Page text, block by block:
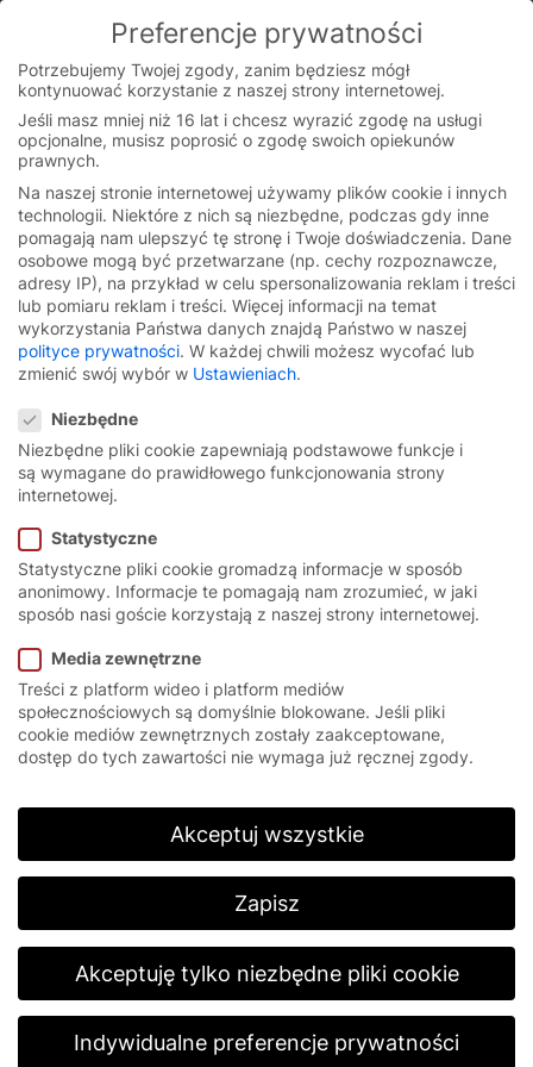
You are currently on the Polish website.
Switch to the English version.
Continue
Skip
content
Strona główna/ Filmy / Seria EX
Filmy dotyczące seria EX
High-speed spiral door
EFA-SST® EX.
Wczytując film, wyrażasz zgodę na politykę prywatności
Dowiedz się więcej
Wczytaj film
Zawsze odblokowuj YouTube
EFA-SST® – BAU 2017
The EFAFLEX High-Speed Spiral Door, for the
best thermal insulation with spiral door
technology.
Odtwórz
Preferencje prywatności
Potrzebujemy Twojej zgody, zanim będziesz mógł
kontynuować korzystanie z naszej strony internetowej.
Jeśli masz mniej niż 16 lat i chcesz wyrazić zgodę na usługi
opcjonalne, musisz poprosić o zgodę swoich opiekunów
prawnych.
Na naszej stronie internetowej używamy plików cookie i innych
technologii. Niektóre z nich są niezbędne, podczas gdy inne
pomagają nam ulepszyć tę stronę i Twoje doświadczenia. Dane
osobowe mogą być przetwarzane (np. cechy rozpoznawcze,
adresy IP), na przykład w celu spersonalizowania reklam i treści
lub pomiaru reklam i treści. Więcej informacji na temat
wykorzystania Państwa danych znajdą Państwo w naszej
polityce prywatności. W każdej chwili możesz wycofać lub
zmienić swój wybór w Ustawieniach.
Niezbędne
Niezbędne pliki cookie zapewniają podstawowe funkcje i
są wymagane do prawidłowego funkcjonowania strony
internetowej.
Statystyczne
Statystyczne pliki cookie gromadzą informacje w sposób
anonimowy. Informacje te pomagają nam zrozumieć, w jaki
sposób nasi goście korzystają z naszej strony internetowej.
Media zewnętrzne
Treści z platform wideo i platform mediów
społecznościowych są domyślnie blokowane. Jeśli pliki
cookie mediów zewnętrznych zostały zaakceptowane,
dostęp do tych zawartości nie wymaga już ręcznej zgody.
Akceptuj wszystkie
Zapisz
Akceptuję tylko niezbędne pliki cookie
Indywidualne preferencje prywatności